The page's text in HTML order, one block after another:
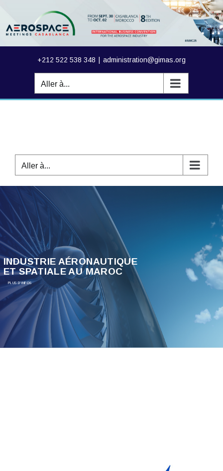
+212 522 538 348 administration@gimas.org
Aller à...
Aller à...
INDUSTRIE AÉRONAUTIQUE
ET SPATIALE AU MAROC
PLUS D'INFOS